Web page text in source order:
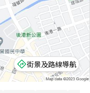
街景及路線導航